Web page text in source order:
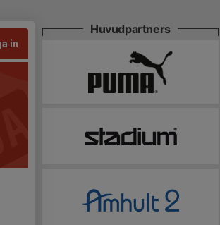
in
Huvudpartners